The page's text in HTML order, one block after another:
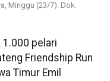
Minggu (23/7). Dok.
1.000 pelari
Friendship Run
Timur Emil